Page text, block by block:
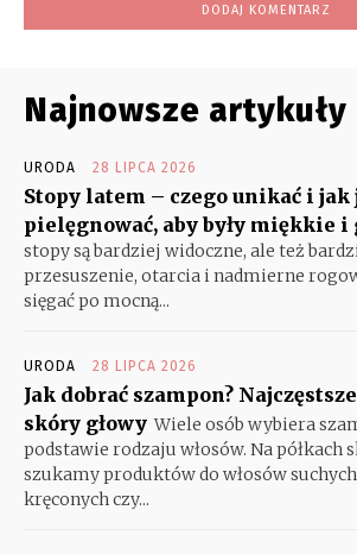
Najnowsze artykuły
URODA 28 LIPCA 2026
Stopy latem – czego unikać i jak
pielęgnować, aby były miękkie i
stopy są bardziej widoczne, ale też
przesuszenie, otarcia i nadmierne
sięgać po mocną...
URODA 28 LIPCA 2026
Jak dobrać szampon?
skóry głowy Wiele osób wybiera
podstawie rodzaju włosów. Na półkach
szukamy produktów do włosów
kręconych czy...